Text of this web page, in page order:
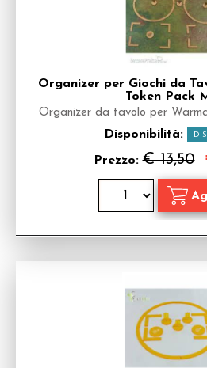
Organizer per Giochi da
Token Pack
Organizer da tavolo per
Disponibilità:
Prezzo:€ 13,50